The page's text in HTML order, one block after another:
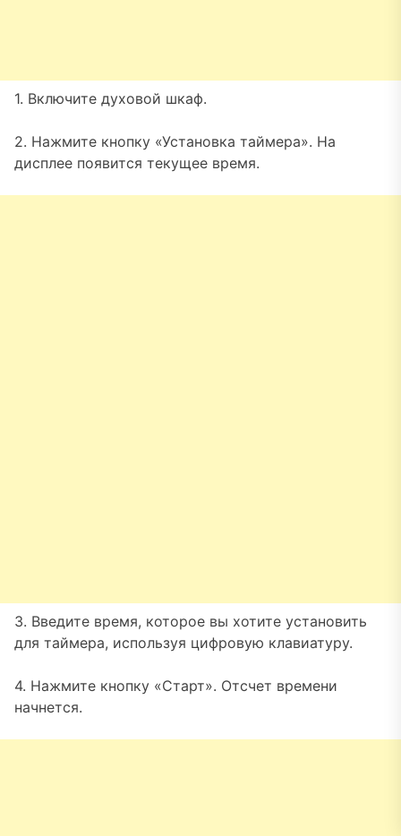
1. Включите духовой шкаф.
2. Нажмите кнопку «Установка таймера». На
дисплее появится текущее время.
3. Введите время, которое вы хотите установить
для таймера, используя цифровую клавиатуру.
4. Нажмите кнопку «Старт». Отсчет времени
начнется.